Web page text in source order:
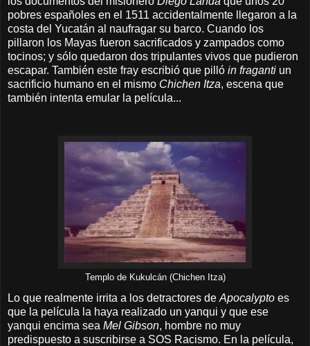
pobres españoles en el 1511 accidentalmente llegaron a la
costa del Yucatán al naufragar su barco. Cuando los
pillaron los Mayas fueron sacrificados y zampados como
tocinos; y sólo quedaron dos tripulantes vivos que pudieron
escapar. También este fray escribió que pilló in fraganti un
sacrificio humano en el mismo Chichen Itza, escena que
también intenta emular la película...
Templo de Kukulcán (Chichen Itza)
Lo que realmente irrita a los detractores de Apocalypto es
que la película la haya realizado un yanqui y que ese
yanqui encima sea Mel Gibson, hombre no muy
predispuesto a suscribirse a SOS Racismo. En la película,